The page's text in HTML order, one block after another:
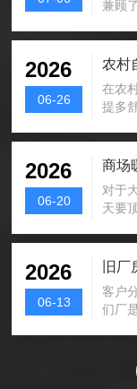
兼顾
2026
06-26
在农
提多
2026
06-20
对于
天要
2026
06-13
客户
们厂